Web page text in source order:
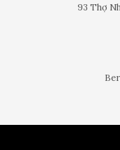
93 Thợ